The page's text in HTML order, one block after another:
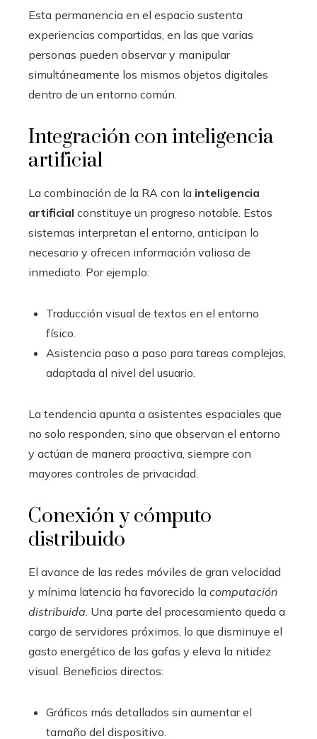
Esta permanencia en el espacio sustenta
experiencias compartidas, en las que varias
personas pueden observar y manipular
simultáneamente los mismos objetos digitales
dentro de un entorno común.
Integración con inteligencia
artificial
La combinación de la RA con la inteligencia
artificial constituye un progreso notable. Estos
sistemas interpretan el entorno, anticipan lo
necesario y ofrecen información valiosa de
inmediato. Por ejemplo:
Traducción visual de textos en el entorno
físico.
Asistencia paso a paso para tareas complejas,
adaptada al nivel del usuario.
La tendencia apunta a asistentes espaciales que
no solo responden, sino que observan el entorno
y actúan de manera proactiva, siempre con
mayores controles de privacidad.
Conexión y cómputo
distribuido
El avance de las redes móviles de gran velocidad
y mínima latencia ha favorecido la computación
distribuida. Una parte del procesamiento queda a
cargo de servidores próximos, lo que disminuye el
gasto energético de las gafas y eleva la nitidez
visual. Beneficios directos:
Gráficos más detallados sin aumentar el
tamaño del dispositivo.